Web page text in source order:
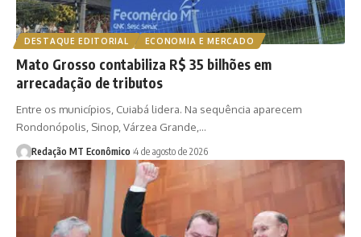
DESTAQUE EDITORIAL ECONOMIA E MERCADO
Mato Grosso contabiliza R$ 35 bilhões em
arrecadação de tributos
Entre os municípios, Cuiabá lidera. Na sequência aparecem
Rondonópolis, Sinop, Várzea Grande,…
Redação MT Econômico 4 de agosto de 2026